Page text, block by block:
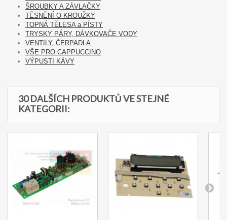
ŠROUBKY A ZÁVLAČKY
TĚSNĚNÍ O-KROUŽKY
TOPNÁ TĚLESA a PÍSTY
TRYSKY PÁRY, DÁVKOVAČE VODY
VENTILY, ČERPADLA
VŠE PRO CAPPUCCINO
VÝPUSTI KÁVY
30 DALŠÍCH PRODUKTŮ VE STEJNÉ
KATEGORII: